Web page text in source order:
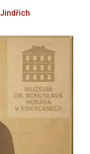
Jindřich